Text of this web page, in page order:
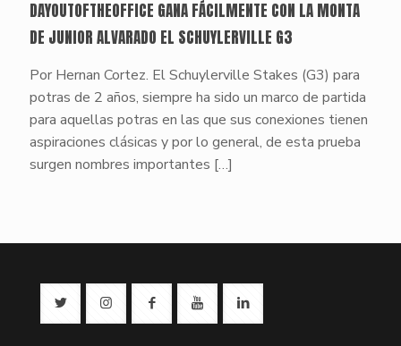
DAYOUTOFTHEOFFICE GANA FÁCILMENTE CON LA MONTA
DE JUNIOR ALVARADO EL SCHUYLERVILLE G3
Por Hernan Cortez. El Schuylerville Stakes (G3) para
potras de 2 años, siempre ha sido un marco de partida
para aquellas potras en las que sus conexiones tienen
aspiraciones clásicas y por lo general, de esta prueba
surgen nombres importantes […]